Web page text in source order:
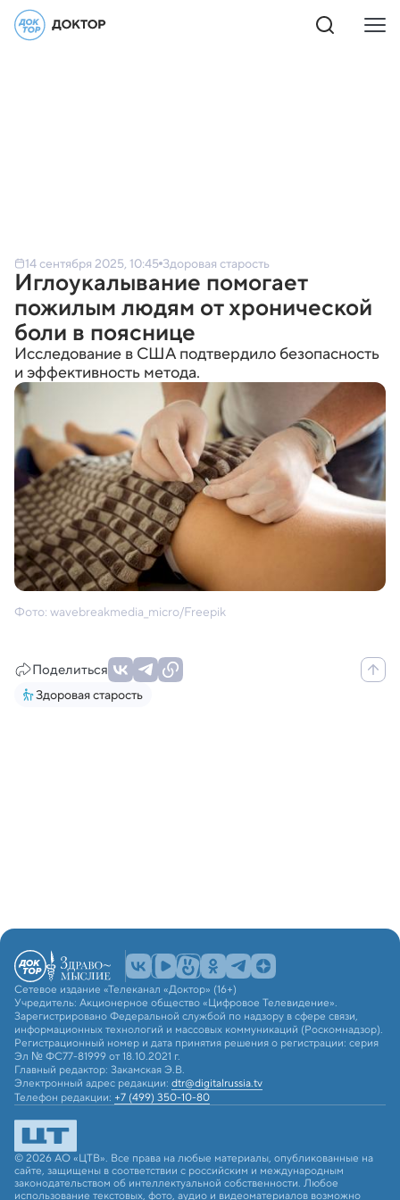
14 сентября 2025, 10:45 Здоровая старость
Иглоукалывание помогает
пожилым людям от хронической
боли в пояснице
Исследование в США подтвердило безопасность
и эффективность метода.
Фото: wavebreakmedia_micro/Freepik
Поделиться
Здоровая старость
Сетевое издание «Телеканал «Доктор» (16+)
Учредитель: Акционерное общество «Цифровое Телевидение».
Зарегистрировано Федеральной службой по надзору в сфере связи,
информационных технологий и массовых коммуникаций (Роскомнадзор).
Регистрационный номер и дата принятия решения о регистрации: серия
Эл № ФС77-81999 от 18.10.2021 г.
Главный редактор: Закамская Э.В.
Электронный адрес редакции: dtr@digitalrussia.tv
Телефон редакции: +7 (499) 350-10-80
© 2026 АО «ЦТВ». Все права на любые материалы, опубликованные на
сайте, защищены в соответствии с российским и международным
законодательством об интеллектуальной собственности. Любое
использование текстовых, фото, аудио и видеоматериалов возможно